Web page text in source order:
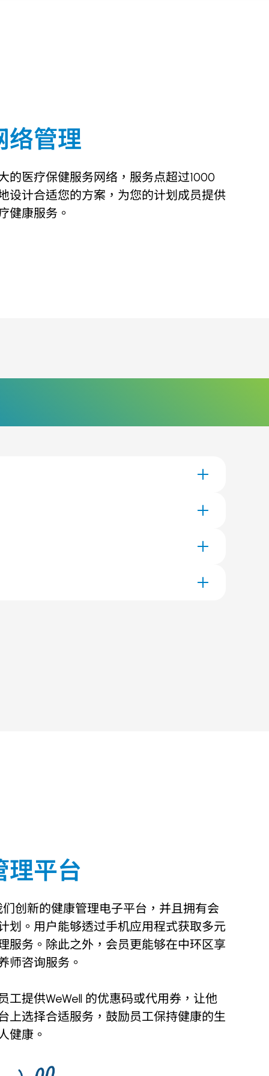
络管理
的医疗保健服务网络，服务点超过1000
设计合适您的方案，为您的计划成员提供
健康服务。
理平台
们创新的健康管理电子平台，并且拥有会
划。用户能够透过手机应用程式获取多元
服务。除此之外，会员更能够在中环区享
师咨询服务。
工提供WeWell 的优惠码或代用券，让他
上选择合适服务，鼓励员工保持健康的生
健康。